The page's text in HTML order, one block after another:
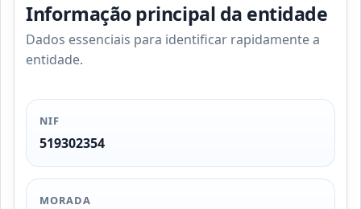
Informação principal da entidade
Dados essenciais para identificar rapidamente a
entidade.
NIF
519302354
MORADA